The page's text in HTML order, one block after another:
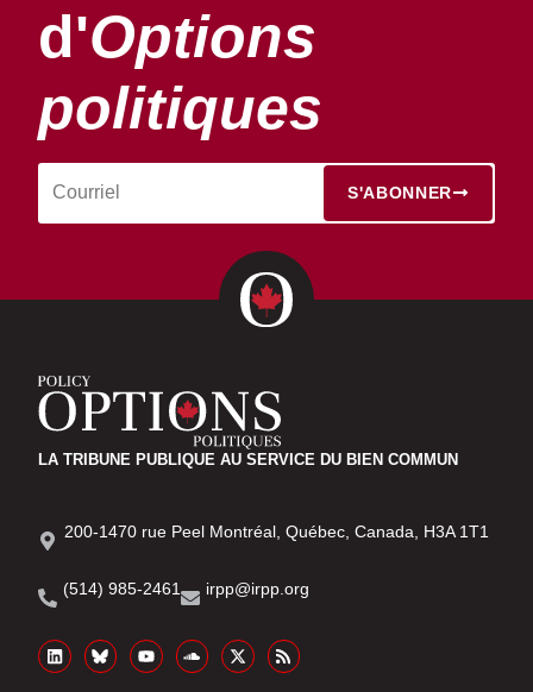
d'Options
politiques
S'ABONNER
LA TRIBUNE PUBLIQUE AU SERVICE DU BIEN COMMUN
200-1470 rue Peel Montréal, Québec, Canada, H3A 1T1
(514) 985-2461 irpp@irpp.org